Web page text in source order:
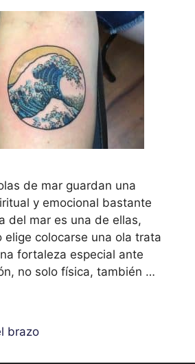
de mar guardan una
y emocional bastante
del mar es una de ellas,
elige colocarse una ola trata
fortaleza especial ante
no solo física, también …
brazo